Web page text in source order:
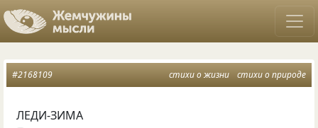
стихи о жизни стихи о природе
#2168109
ЛЕДИ-ЗИМА